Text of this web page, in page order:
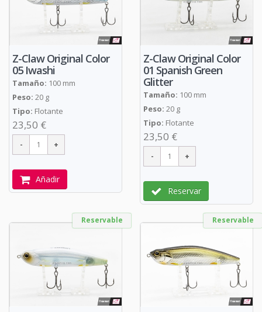
Z-Claw Original Color
05 Iwashi
Tamaño: 100 mm
Peso: 20 g
Tipo: Flotante
23,50 €
Añadir
Z-Claw Original Color
01 Spanish Green
Glitter
Tamaño: 100 mm
Peso: 20 g
Tipo: Flotante
23,50 €
Reservar
Reservable Reservable